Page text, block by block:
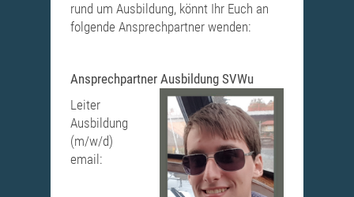
rund um Ausbildung, könnt Ihr Euch an
folgende Ansprechpartner wenden:
Ansprechpartner Ausbildung SVWu
Leiter
Ausbildung
(m/w/d)
email: